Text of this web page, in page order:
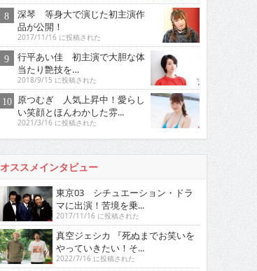
深琴 等身大で演じた初主演作
品が公開！
2017/11/16 に投稿された
行平あい佳 初主演で大胆な体
当たり艶技を…
2018/9/15 に投稿された
原つむぎ 人気上昇中！愛らし
い笑顔とほんわかした雰...
2021/3/16 に投稿された
オススメインタビュー
東京03 シチュエーション・ドラ
マに出演！苦境を乗...
2017/11/16 に投稿された
真空ジェシカ 『死ぬまでお笑いを
やっていきたい！そ...
2022/7/16 に投稿された